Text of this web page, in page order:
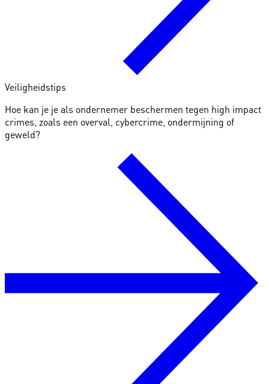
Veiligheidstips
Hoe kan je je als ondernemer beschermen tegen high impact
crimes, zoals een overval, cybercrime, ondermijning of
geweld?